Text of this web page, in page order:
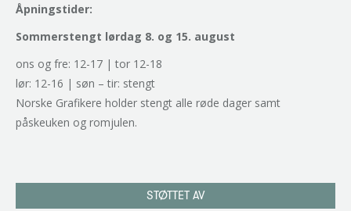
Åpningstider:
Sommerstengt lørdag 8. og 15. august
ons og fre: 12-17 | tor 12-18
lør: 12-16 | søn – tir: stengt
Norske Grafikere holder stengt alle røde dager samt
påskeuken og romjulen.
STØTTET AV